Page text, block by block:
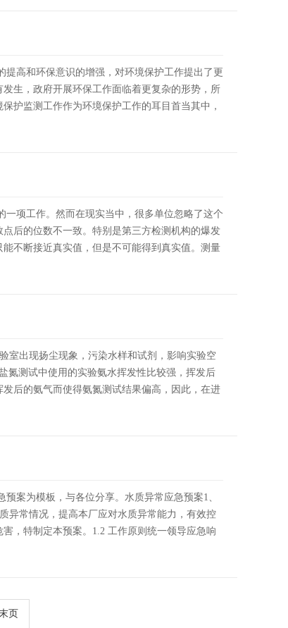
高和环保意识的增强，对环境保护工作提出了更
生，政府开展环保工作面临着更复杂的形势，所
护监测工作作为环境保护工作的耳目首当其中，
项工作。然而在现实当中，很多单位忽略了这个
后的位数不一致。特别是第三方检测机构的爆发
不断接近真实值，但是不可能得到真实值。测量
室出现扬尘现象，污染水样和试剂，影响实验空
氮测试中使用的实验氨水挥发性比较强，挥发后
后的氨气而使得氨氮测试结果偏高，因此，在进
案为模板，与各位分享。水质异常应急预案1、
异常情况，提高本厂应对水质异常能力，有效控
，特制定本预案。1.2 工作原则统一领导应急响
页